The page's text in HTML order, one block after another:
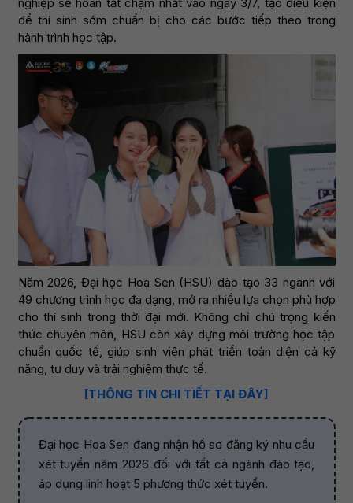
để thí sinh sớm chuẩn bị cho các bước tiếp theo trong
hành trình học tập.
Năm 2026, Đại học Hoa Sen (HSU) đào tạo 33 ngành với
49 chương trình học đa dạng, mở ra nhiều lựa chọn phù hợp
cho thí sinh trong thời đại mới. Không chỉ chú trọng kiến
thức chuyên môn, HSU còn xây dựng môi trường học tập
chuẩn quốc tế, giúp sinh viên phát triển toàn diện cả kỹ
năng, tư duy và trải nghiệm thực tế.
[THÔNG TIN CHI TIẾT TẠI ĐÂY]
Đại học Hoa Sen đang nhận hồ sơ đăng ký nhu cầu
xét tuyển năm 2026 đối với tất cả ngành đào tạo,
áp dụng linh hoạt 5 phương thức xét tuyển.